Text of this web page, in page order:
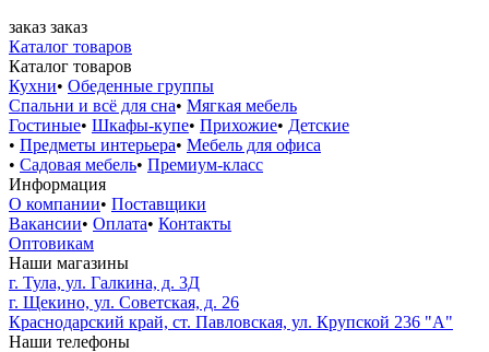
заказ заказ
Каталог товаров
Каталог товаров
Кухни• Обеденные группы
Спальни и всё для сна• Мягкая мебель
Гостиные• Шкафы-купе• Прихожие• Детские
• Предметы интерьера• Мебель для офиса
• Садовая мебель• Премиум-класс
Информация
О компании• Поставщики
Вакансии• Оплата• Контакты
Оптовикам
Наши магазины
г. Тула, ул. Галкина, д. 3Д
г. Щекино, ул. Советская, д. 26
Краснодарский край, ст. Павловская, ул. Крупской 236 "А"
Наши телефоны